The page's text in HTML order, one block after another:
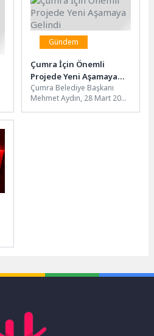
Gündem
Çumra İçin Önemli
Projede Yeni Aşamaya
Gelindi
Çumra Belediye Başkanı
Mehmet Aydın, 28 Mart 2026